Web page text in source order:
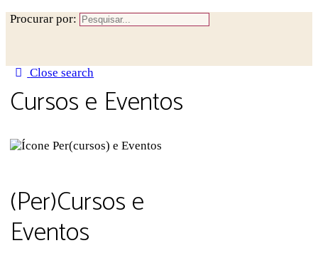
Procurar por:
Close search
Cursos e Eventos
(Per)Cursos e
Eventos